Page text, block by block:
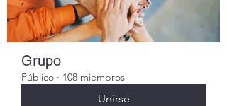
Grupo
Público · 108 miembros
Unirse